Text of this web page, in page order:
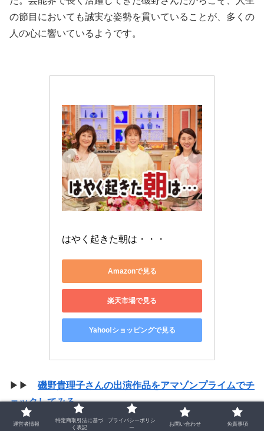
の節目においても誠実な姿勢を貫いていることが、多くの
人の心に響いているようです。
はやく起きた朝は・・・
Amazonで見る
楽天市場で見る
Yahoo!ショッピングで見る
▶▶ 磯野貴理子さんの出演作品をアマゾンプライムでチ
ェックしてみる
運営者情報
特定商取引法に基づ
く表記
プライバシーポリシ
ー
お問い合わせ 免責事項